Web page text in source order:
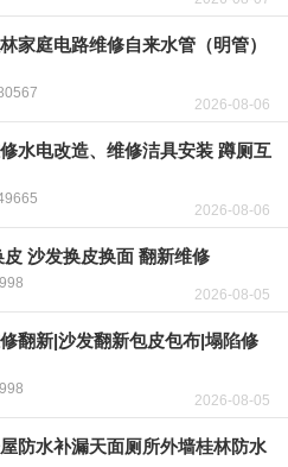
家庭电路维修自来水管（明管）
2026-08-06
水电改造、维修洁具安装 蹲厕互
2026-08-06
沙发换皮换面 翻新维修
2026-08-05
翻新|沙发翻新包皮包布|塌陷修
2026-08-05
防水补漏天面厕所外墙桂林防水